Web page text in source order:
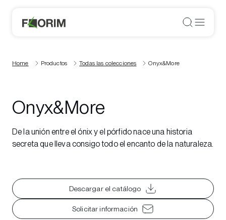
Home Productos Todas las colecciones Onyx&More
Onyx&More
De la unión entre el ónix y el pórfido nace una historia
secreta que lleva consigo todo el encanto de la naturaleza.
Descargar el catálogo
Solicitar información